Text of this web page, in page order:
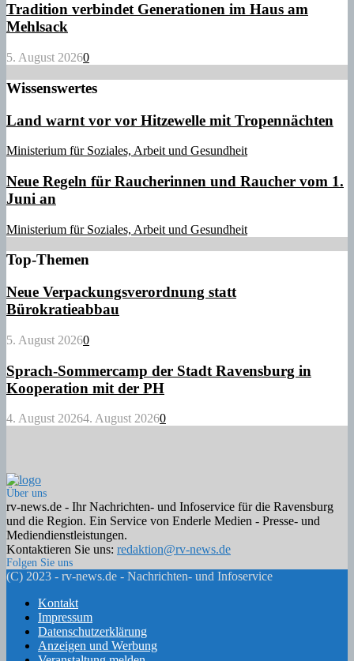
Tradition verbindet Generationen im Haus am
Mehlsack
5. August 20260
Wissenswertes
Land warnt vor vor Hitzewelle mit Tropennächten
Ministerium für Soziales, Arbeit und Gesundheit
Neue Regeln für Raucherinnen und Raucher vom 1.
Juni an
Ministerium für Soziales, Arbeit und Gesundheit
Top-Themen
Neue Verpackungsverordnung statt
Bürokratieabbau
5. August 20260
Sprach-Sommercamp der Stadt Ravensburg in
Kooperation mit der PH
4. August 20264. August 20260
Über uns
rv-news.de - Ihr Nachrichten- und Infoservice für die Ravensburg
und die Region. Ein Service von Enderle Medien - Presse- und
Mediendienstleistungen.
Kontaktieren Sie uns: redaktion@rv-news.de
Folgen Sie uns
Facebook
Twitter
Instagram
Email
Rss
(C) 2023 - rv-news.de - Nachrichten- und Infoservice
Kontakt
Impressum
Datenschutzerklärung
Anzeigen und Werbung